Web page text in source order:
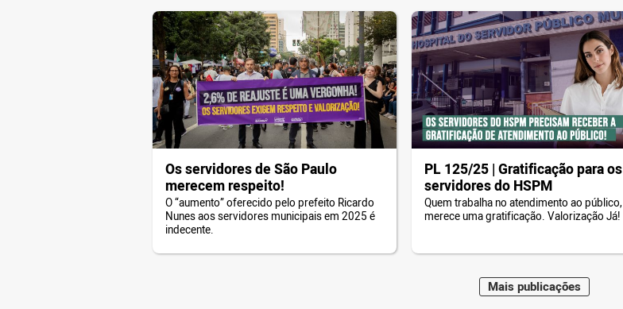
Os servidores de São Paulo
merecem respeito!
O “aumento” oferecido pelo prefeito Ricardo
Nunes aos servidores municipais em 2025 é
indecente.
PL 125/25 | Gratificação para os
servidores do HSPM
Quem trabalha no atendimento ao público,
merece uma gratificação. Valorização Já!
Maispublicações